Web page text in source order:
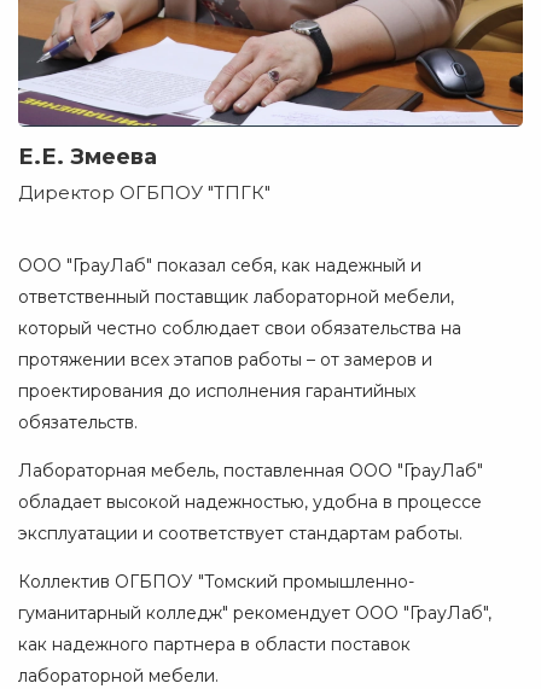
Е.Е. Змеева
Директор ОГБПОУ "ТПГК"
ООО "ГрауЛаб" показал себя, как надежный и
ответственный поставщик лабораторной мебели,
который честно соблюдает свои обязательства на
протяжении всех этапов работы – от замеров и
проектирования до исполнения гарантийных
обязательств.
Лабораторная мебель, поставленная ООО "ГрауЛаб"
обладает высокой надежностью, удобна в процессе
эксплуатации и соответствует стандартам работы.
Коллектив ОГБПОУ "Томский промышленно-
гуманитарный колледж" рекомендует ООО "ГрауЛаб",
как надежного партнера в области поставок
лабораторной мебели.